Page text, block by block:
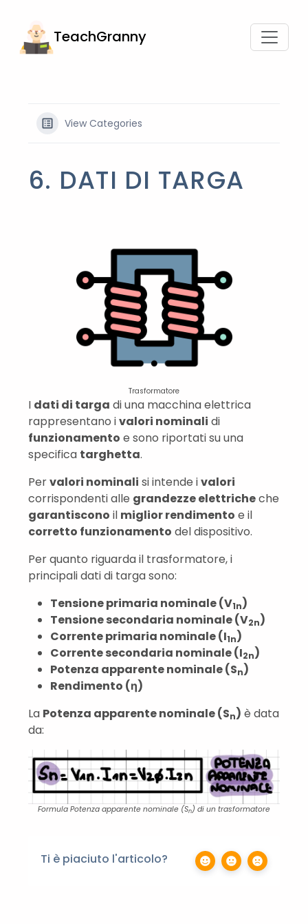
TeachGranny
View Categories
6. DATI DI TARGA
Trasformatore
I dati di targa di una macchina elettrica
rappresentano ivalori nominali di
funzionamento e sono riportati su una
specifica targhetta.
Pervalori nominali si intende ivalori
corrispondenti alle grandezze elettricheche
garantiscono il miglior rendimento e il
corretto funzionamento del dispositivo.
Per quanto riguarda il trasformatore, i
principali dati di targa sono:
Tensione primaria nominale (V1n)
Tensione secondaria nominale (V2n)
Corrente primaria nominale (I1n)
Corrente secondaria nominale (I2n)
Potenza apparente nominale (Sn)
Rendimento (η)
La Potenza apparente nominale (Sn) è data
da:
Formula Potenza apparente nominale (Sn) di un trasformatore
Ti è piaciuto l'articolo?